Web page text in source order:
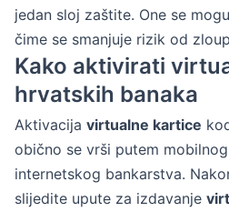
jedan sloj zaštite. One se
čime se smanjuje rizik od
Kako aktivirati
hrvatskih banaka
Aktivacija virtualne kartice
obično se vrši putem
internetskog bankarstva.
slijedite upute za izdavanje